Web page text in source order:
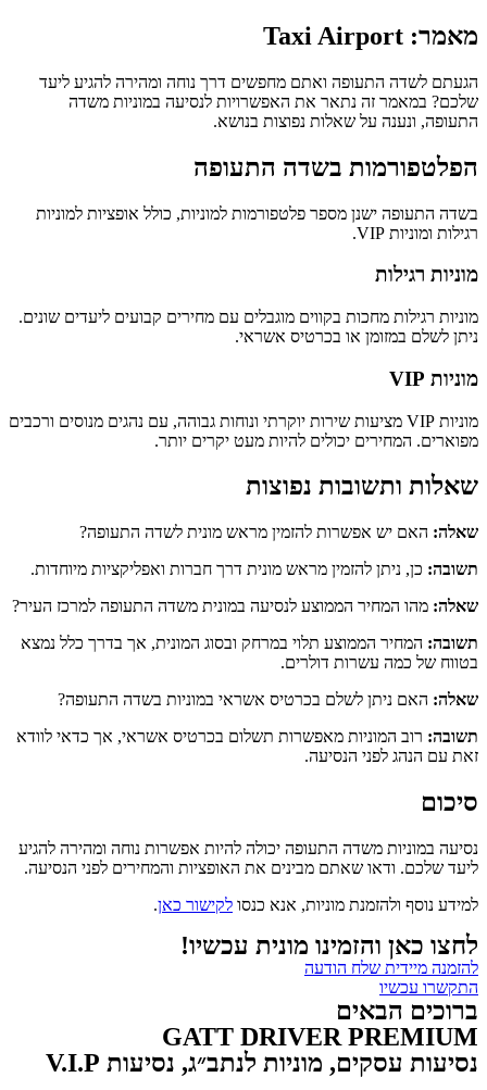
מאמר: Taxi Airport
הגעתם לשדה התעופה ואתם מחפשים דרך נוחה ומהירה להגיע ליעד
שלכם? במאמר זה נתאר את האפשרויות לנסיעה במוניות משדה
התעופה, ונענה על שאלות נפוצות בנושא.
הפלטפורמות בשדה התעופה
בשדה התעופה ישנן מספר פלטפורמות למוניות, כולל אופציות למוניות
רגילות ומוניות VIP.
מוניות רגילות
מוניות רגילות מחכות בקווים מוגבלים עם מחירים קבועים ליעדים שונים.
ניתן לשלם במזומן או בכרטיס אשראי.
מוניות VIP
מוניות VIP מציעות שירות יוקרתי ונוחות גבוהה, עם נהגים מנוסים ורכבים
מפוארים. המחירים יכולים להיות מעט יקרים יותר.
שאלות ותשובות נפוצות
שאלה: האם יש אפשרות להזמין מראש מונית לשדה התעופה?
תשובה: כן, ניתן להזמין מראש מונית דרך חברות ואפליקציות מיוחדות.
שאלה: מהו המחיר הממוצע לנסיעה במונית משדה התעופה למרכז העיר?
תשובה: המחיר הממוצע תלוי במרחק ובסוג המונית, אך בדרך כלל נמצא
בטווח של כמה עשרות דולרים.
שאלה: האם ניתן לשלם בכרטיס אשראי במוניות בשדה התעופה?
תשובה: רוב המוניות מאפשרות תשלום בכרטיס אשראי, אך כדאי לוודא
זאת עם הנהג לפני הנסיעה.
סיכום
נסיעה במוניות משדה התעופה יכולה להיות אפשרות נוחה ומהירה להגיע
ליעד שלכם. ודאו שאתם מבינים את האופציות והמחירים לפני הנסיעה.
למידע נוסף ולהזמנת מוניות, אנא כנסו לקישור כאן.
לחצו כאן והזמינו מונית עכשיו!
להזמנה מיידית שלח הודעה
התקשרו עכשיו
ברוכים הבאים
GATT DRIVER PREMIUM
נסיעות עסקים, מוניות לנתב״ג, נסיעות V.I.P